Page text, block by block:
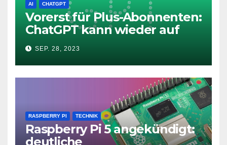
AI CHATGPT
Vorerst für Plus-Abonnenten:
ChatGPT kann wieder auf
das Internet zugreifen
SEP. 28, 2023
RASPBERRY PI TECHNIK
Raspberry Pi 5 angekündigt:
deutliche